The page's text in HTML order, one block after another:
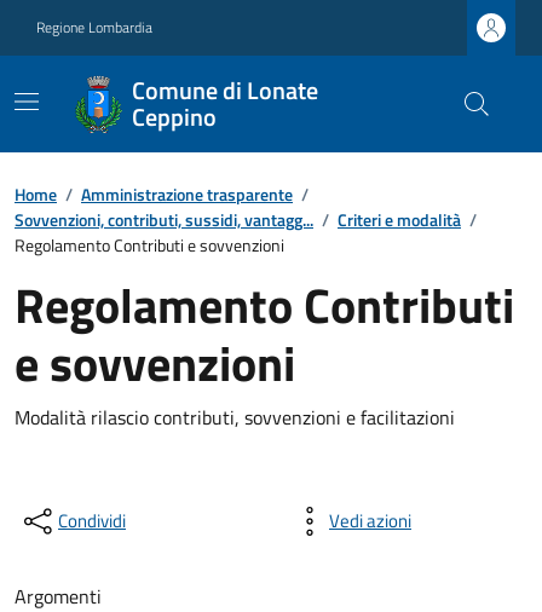
Regione Lombardia
Comune di Lonate
Ceppino
Home / Amministrazione trasparente /
Sovvenzioni, contributi, sussidi, vantagg... / Criteri e modalità /
Regolamento Contributi e sovvenzioni
Regolamento Contributi
e sovvenzioni
Modalità rilascio contributi, sovvenzioni e facilitazioni
Condividi Vedi azioni
Argomenti